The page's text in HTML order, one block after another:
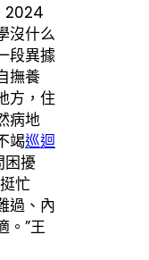
2024
沒什么
段異據
撫養
方，住
病地
竭巡迴
困擾
忙
過、內
。”王